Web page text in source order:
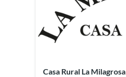
Casa Rural La Milagrosa